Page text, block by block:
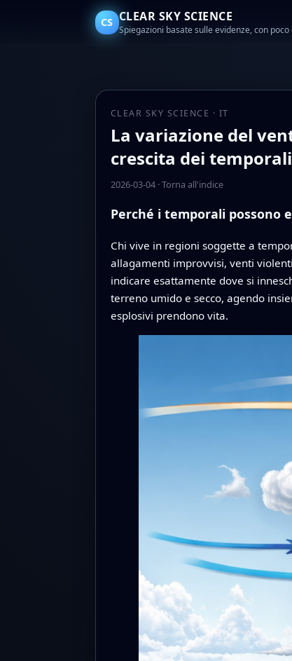
CS CLEAR SKY SCIENCE
Spiegazioni basate sulle evidenze, con
CLEAR SKY SCIENCE · IT
La variazione del
crescita dei temporali
2026-03-04·Torna all'indice
Perché i temporali possono
Chi vive in regioni soggette a
allagamenti improvvisi, venti
indicare esattamente dove si
terreno umido e secco, agendo
esplosivi prendono vita.